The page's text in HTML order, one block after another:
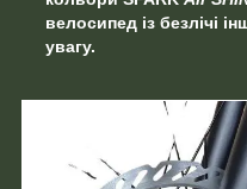
велосипед із безлічі
увагу.